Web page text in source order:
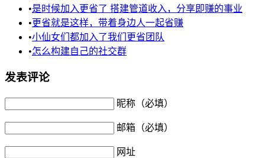
•是时候加入更省了 搭建管道收入，分享即赚的事业
•更省就是这样，带着身边人一起省赚
•小仙女们都加入了我们更省团队
•怎么构建自己的社交群
发表评论
昵称（必填）
邮箱（必填）
网址